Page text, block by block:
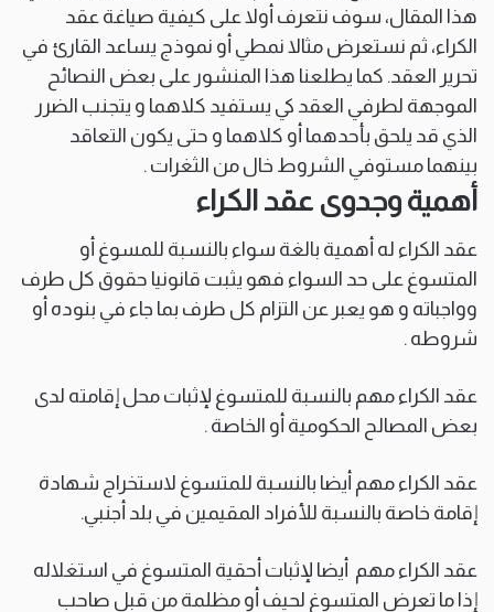
هذا المقال، سوف نتعرف أولا على كيفية صياغة عقد
الكراء، ثم نستعرض مثالا نمطي أو نموذج يساعد القارئ في
تحرير العقد. كما يطلعنا هذا المنشور على بعض النصائح
الموجهة لطرفي العقد كي يستفيد كلاهما و يتجنب الضرر
الذي قد يلحق بأحدهما أو كلاهما و حتى يكون التعاقد
بينهما مستوفي الشروط خال من الثغرات .
أهمية وجدوى عقد الكراء
عقد الكراء له أهمية بالغة سواء بالنسبة للمسوغ أو
المتسوغ على حد السواء فهو يثبت قانونيا حقوق كل طرف
وواجباته و هو يعبر عن التزام كل طرف بما جاء في بنوده أو
شروطه .
عقد الكراء مهم بالنسبة للمتسوغ لإثبات محل إقامته لدى
بعض المصالح الحكومية أو الخاصة .
عقد الكراء مهم أيضا بالنسبة للمتسوغ لاستخراج شهادة
إقامة خاصة بالنسبة للأفراد المقيمين في بلد أجنبي.
عقد الكراء مهم أيضا لإثبات أحقية المتسوغ في استغلاله
إذا ما تعرض المتسوغ لحيف أو مظلمة من قبل صاحب